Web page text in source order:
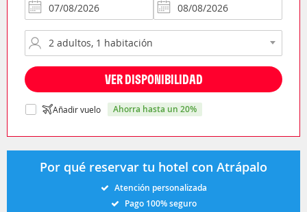
VER DISPONIBILIDAD
Añadir vuelo ahorra hasta un 20%
Por qué reservar tu hotel con Atrápalo
Atención personalizada
Pago 100% seguro